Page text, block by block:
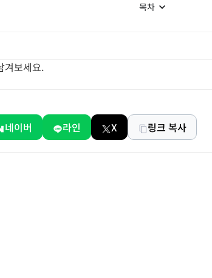
목차
겨보세요.
네이버 라인 X 링크 복사